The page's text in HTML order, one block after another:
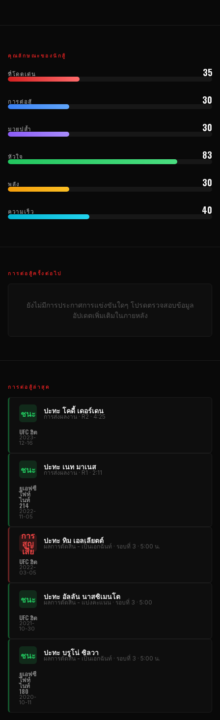
คุณลักษณะของนักสู้
ที่โดดเด่น 35
การต่อสู้ 30
มวยปล้ำ 30
หัวใจ 83
พลัง 30
ความเร็ว 40
การต่อสู้ครั้งต่อไป
ยังไม่มีการประกาศการแข่งขันใดๆ โปรดตรวจสอบข้อมูล
อัปเดตเพิ่มเติมในภายหลัง
การต่อสู้ล่าสุด
ชนะ ปะทะ โคดี้ เดอร์เดน
การส่งผลงาน · R2 · 4:25
UFC ฮิต
2023-
12-16
ชนะ ปะทะ เนท มาเนส
การส่งผลงาน · R1 · 2:11
ยูเอฟซี
ไฟท์
ไนท์
214
2022-
11-05
การ
สูญ
เสีย
ปะทะ ทิม เอลเลียตต์
ผลการตัดสิน - เป็นเอกฉันท์ · รอบที่ 3 · 5:00 น.
UFC ฮิต
2022-
03-05
ชนะ ปะทะ อัลลัน นาสซิเมนโต
ผลการตัดสิน - แบ่งคะแนน · รอบที่ 3 · 5:00
UFC ฮิต
2021-
10-30
ชนะ ปะทะ บรูโน่ ซิลวา
ผลการตัดสิน - เป็นเอกฉันท์ · รอบที่ 3 · 5:00 น.
ยูเอฟซี
ไฟท์
ไนท์
180
2020-
10-11